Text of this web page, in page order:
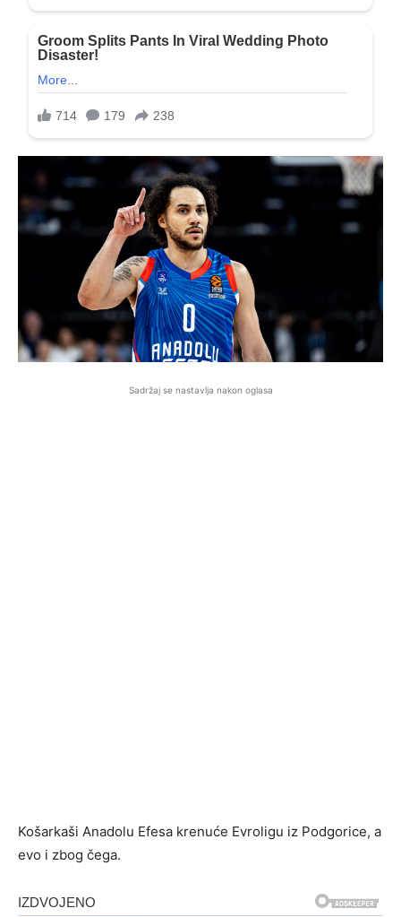
Sadržaj se nastavlja nakon oglasa
Košarkaši Anadolu Efesa krenuće Evroligu iz Podgorice, a
evo i zbog čega.